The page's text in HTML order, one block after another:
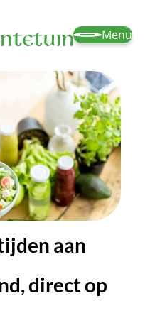
Menu
aan
direct op